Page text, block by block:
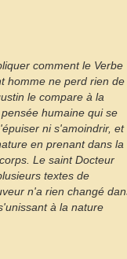
comment le Verbe
homme ne perd rien de
le compare à la
humaine qui se
ni s'amoindrir, et
en prenant dans la
Le saint Docteur
textes de
n'a rien changé
à la nature